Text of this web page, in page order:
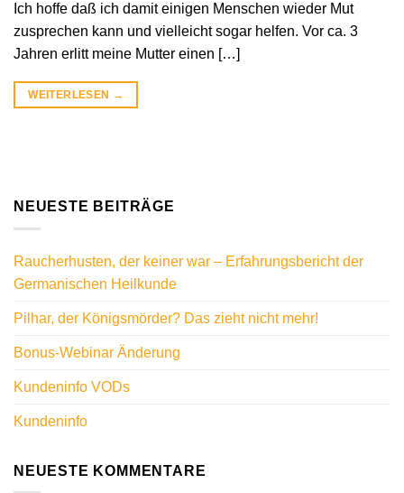
Ich hoffe daß ich damit einigen Menschen wieder Mut
zusprechen kann und vielleicht sogar helfen. Vor ca. 3
Jahren erlitt meine Mutter einen […]
WEITERLESEN →
NEUESTE BEITRÄGE
Raucherhusten, der keiner war – Erfahrungsbericht der
Germanischen Heilkunde
Pilhar, der Königsmörder? Das zieht nicht mehr!
Bonus-Webinar Änderung
Kundeninfo VODs
Kundeninfo
NEUESTE KOMMENTARE